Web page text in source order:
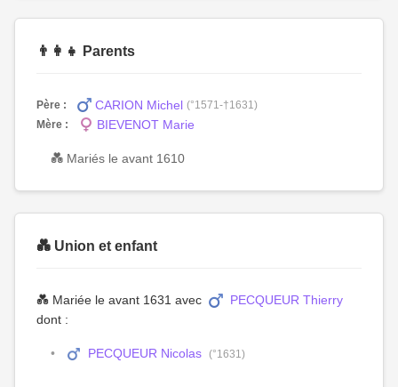
👨‍👩‍👧 Parents
Père : CARION Michel (°1571-†1631)
Mère :
BIEVENOT Marie
💑 Mariés le avant 1610
💑 Union et enfant
💑 Mariée le avant 1631 avec
PECQUEUR Thierry
dont :
PECQUEUR Nicolas (°1631)